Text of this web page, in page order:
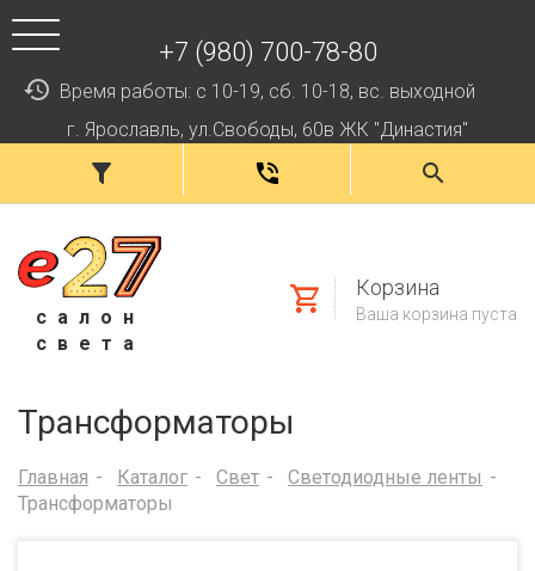
+7 (980) 700-78-80
Время работы: с 10-19, сб. 10-18, вс. выходной
г. Ярославль, ул.Свободы, 60в ЖК "Династия"
салон
света
Корзина
Ваша корзина пуста
Трансформаторы
Главная Каталог Свет
Светодиодные ленты
Трансформаторы